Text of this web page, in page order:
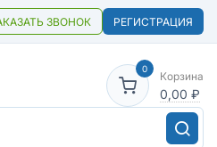
ЗВОНОК РЕГИСТРАЦИЯ
0
Корзина
0,00 ₽